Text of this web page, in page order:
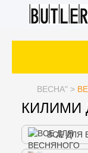
ВЕСНА" >
КИЛИМИ
ВСЕ ДЛЯ